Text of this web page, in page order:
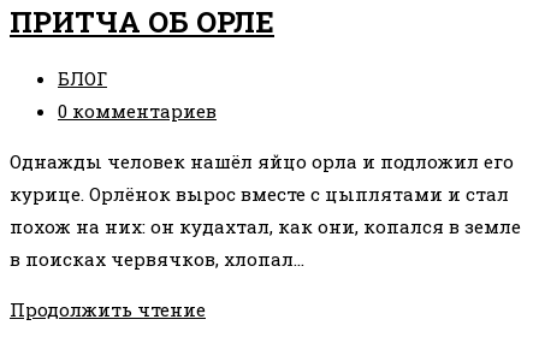
ДОЖДЕ
ПРИТЧА ОБ ОРЛЕ
Рубрика
записи:
БЛОГ
Комментарии
записи:
0 комментариев
Однажды человек нашёл яйцо орла и подложил его
курице. Орлёнок вырос вместе с цыплятами и стал
похож на них: он кудахтал, как они, копался в земле
в поисках червячков, хлопал…
Продолжить чтениеПРИТЧА